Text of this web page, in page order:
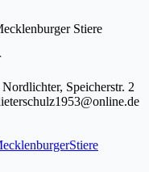
Stiere
Speicherstr. 2